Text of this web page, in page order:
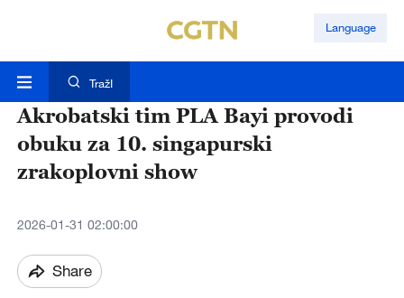
Language
TražI
Akrobatski tim PLA Bayi provodi
obuku za 10. singapurski
zrakoplovni show
2026-01-31 02:00:00
Share